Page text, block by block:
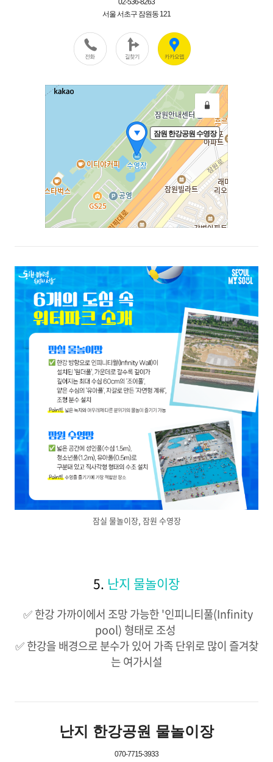
잠실 물놀이장, 잠원 수영장
5. 난지 물놀이장
​ ✅ 한강 가까이에서 조망 가능한 '인피니티풀(Infinity
pool) 형태로 조성 ​
✅ 한강을 배경으로 분수가 있어 가족 단위로 많이 즐겨찾
는 여가시설